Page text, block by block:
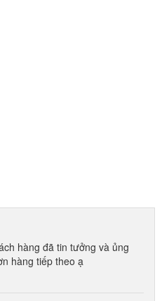
đều đã qua kiểm
toàn cho bé.
hàng đã tin tưởng và ủng
hàng tiếp theo ạ